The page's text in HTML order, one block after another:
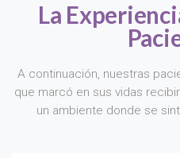
La
A continuación, nuestras
que marcó en sus vidas
un ambiente donde se